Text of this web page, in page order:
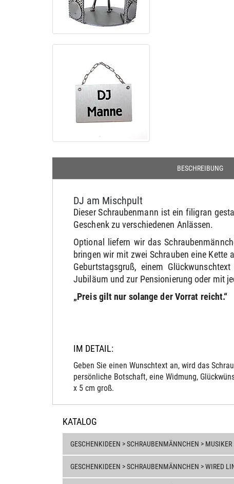
BESCHREIBUNG
DJ am Mischpult
Dieser Schraubenmann ist ein filigran
Geschenk zu verschiedenen Anlässen.
Optional liefern wir das
bringen wir mit zwei Schrauben eine Kette
Geburtstagsgruß, einem
Jubiläum und zur Pensionierung oder mit
„Preis gilt nur solange der Vorrat reicht.“
IM DETAIL:
Geben Sie einen Wunschtext an, wird das
persönliche Botschaft, eine Widmung,
x 5 cm groß.
KATALOG
GESCHENKIDEEN > SCHRAUBENMÄNNCHEN > MUSIKER
GESCHENKIDEEN > SCHRAUBENMÄNNCHEN > WIRED